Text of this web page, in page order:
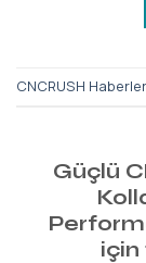
CNCRUSH
Güçlü
için